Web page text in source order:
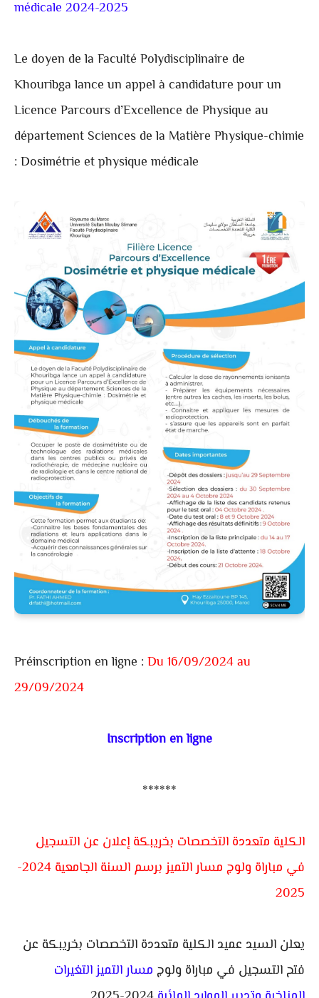
médicale 2024-2025
Le doyen de la Faculté Polydisciplinaire de
Khouribga lance un appel à candidature pour un
Licence Parcours d’Excellence de Physique au
département Sciences de la Matière Physique-chimie
: Dosimétrie et physique médicale
Préinscription en ligne : Du 16/09/2024 au
29/09/2024
Inscription en ligne
******
الكلية متعددة التخصصات بخريبكة إعلان عن التسجيل
في مباراة ولوج مسار التميز برسم السنة الجامعية 2024-
2025
يعلن السيد عميد الكلية متعددة التخصصات بخريبكة عن
فتح التسجيل في مباراة ولوج مسار التميز التغيرات